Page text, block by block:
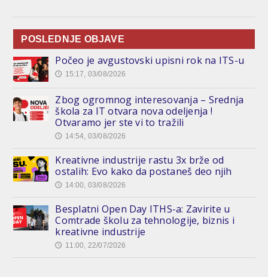
POSLEDNJE OBJAVE
Počeo je avgustovski upisni rok na ITS-u
🕔 15:17, 03/08/2026
Zbog ogromnog interesovanja – Srednja
škola za IT otvara nova odeljenja !
Otvaramo jer ste vi to tražili
🕔 14:54, 03/08/2026
Kreativne industrije rastu 3x brže od
ostalih: Evo kako da postaneš deo njih
🕔 14:00, 03/08/2026
Besplatni Open Day ITHS-a: Zavirite u
Comtrade školu za tehnologije, biznis i
kreativne industrije
🕔 11:00, 22/07/2026